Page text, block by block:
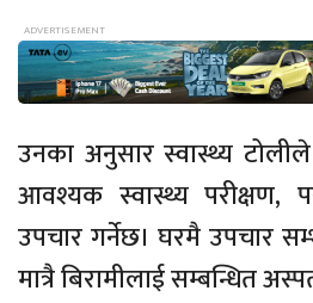
उनका अनुसार स्वास्थ्य
आवश्यक स्वास्थ्य परीक्षण,
उपचार गर्नेछ। घरमै उपचार
मात्रै बिरामीलाई सम्बन्धित